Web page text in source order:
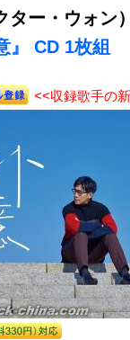
ター・ウォン
』 CD 1枚組
<<収録歌手の